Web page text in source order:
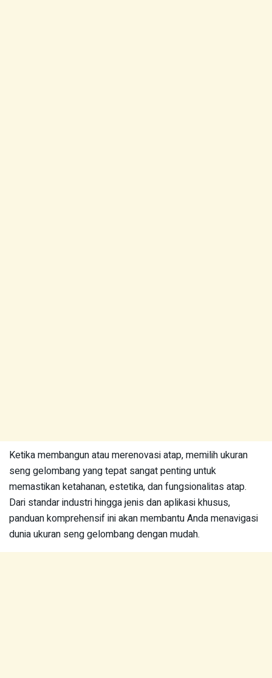
Ketika membangun atau merenovasi atap, memilih ukuran
seng gelombang yang tepat sangat penting untuk
memastikan ketahanan, estetika, dan fungsionalitas atap.
Dari standar industri hingga jenis dan aplikasi khusus,
panduan komprehensif ini akan membantu Anda menavigasi
dunia ukuran seng gelombang dengan mudah.